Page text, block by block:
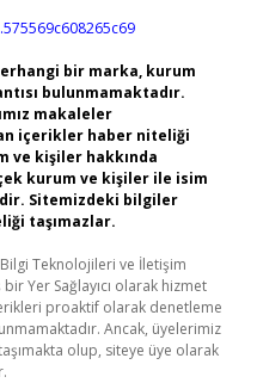
bir marka, kurum
bulunmamaktadır.
makaleler
içerikler haber niteliği
ve kişiler hakkında
kurum ve kişiler ile isim
Sitemizdeki bilgiler
taşımazlar.
Bilgi Teknolojileri ve İletişim
Yer Sağlayıcı olarak hizmet
proaktif olarak denetleme
Ancak, üyelerimiz
olup, siteye üye olarak